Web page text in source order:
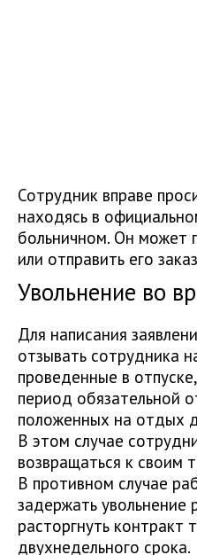
Сотрудник вправе
находясь в
больничном. Он может
или отправить его
Увольнение во
Для написания
отзывать сотрудника
проведенные в
период обязательной
положенных на отдых
В этом случае
возвращаться к своим
В противном случае
задержать увольнение
расторгнуть контракт
двухнедельного срока.